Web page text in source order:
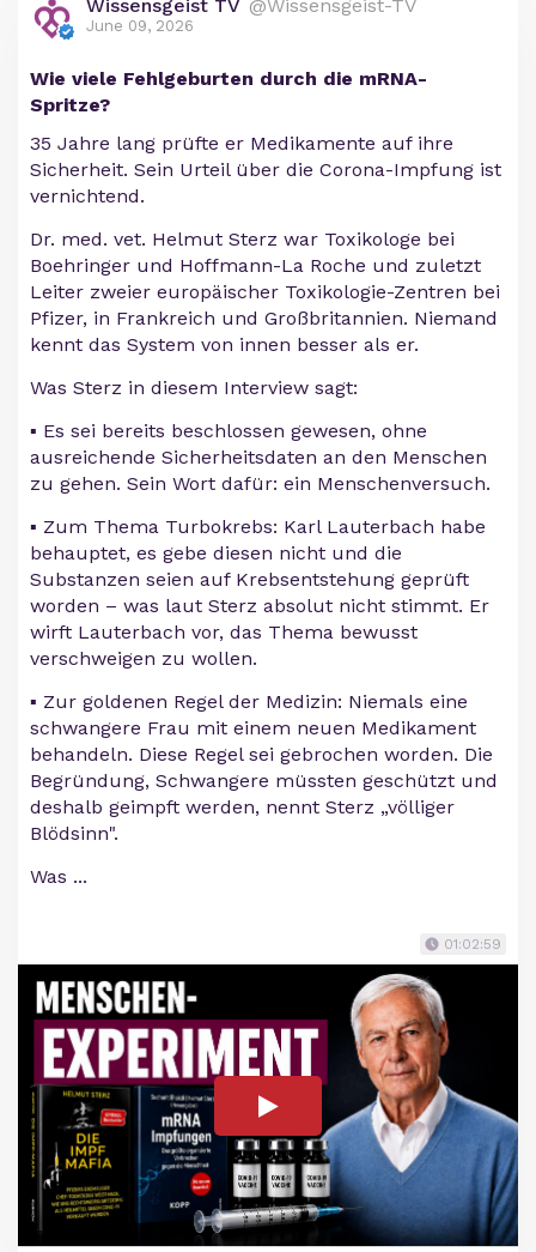
Wissensgeist TV @Wissensgeist-TV
June 09, 2026
Wie viele Fehlgeburten durch die mRNA-
Spritze?
35 Jahre lang prüfte er Medikamente auf ihre
Sicherheit. Sein Urteil über die Corona-Impfung ist
vernichtend.
Dr. med. vet. Helmut Sterz war Toxikologe bei
Boehringer und Hoffmann-La Roche und zuletzt
Leiter zweier europäischer Toxikologie-Zentren bei
Pfizer, in Frankreich und Großbritannien. Niemand
kennt das System von innen besser als er.
Was Sterz in diesem Interview sagt:
▪️ Es sei bereits beschlossen gewesen, ohne
ausreichende Sicherheitsdaten an den Menschen
zu gehen. Sein Wort dafür: ein Menschenversuch.
▪️ Zum Thema Turbokrebs: Karl Lauterbach habe
behauptet, es gebe diesen nicht und die
Substanzen seien auf Krebsentstehung geprüft
worden – was laut Sterz absolut nicht stimmt. Er
wirft Lauterbach vor, das Thema bewusst
verschweigen zu wollen.
▪️ Zur goldenen Regel der Medizin: Niemals eine
schwangere Frau mit einem neuen Medikament
behandeln. Diese Regel sei gebrochen worden. Die
Begründung, Schwangere müssten geschützt und
deshalb geimpft werden, nennt Sterz „völliger
Blödsinn".
Was ...
01:02:59